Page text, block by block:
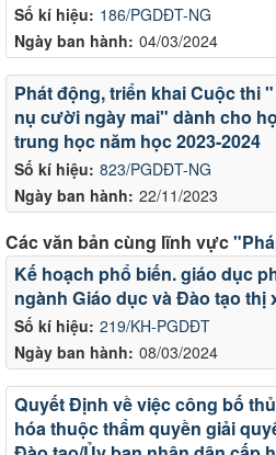
Số kí hiệu: 186/PGDĐT-NG
Ngày ban hành: 04/03/2024
Số kí hiệu: 823/PGDĐT-NG
Ngày ban hành: 22/11/2023
Phát động, triển khai Cuộc thi
nụ cười ngày mai" dành cho
trung học năm học 2023-2024
Các văn bản cùng lĩnh vực
Số kí hiệu: 219/KH-PGDĐT
Ngày ban hành: 08/03/2024
Kế hoạch phổ biến. giáo dục
ngành Giáo dục và Đào tạo thị
Quyết Định về việc công bố
hóa thuộc thẩm quyền giải